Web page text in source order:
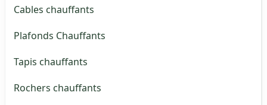
Cables chauffants
Plafonds Chauffants
Tapis chauffants
Rochers chauffants